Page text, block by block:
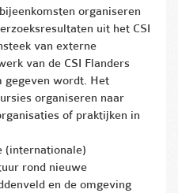
organiseren
uit het CSI
van externe
van de CSI Flanders
gegeven wordt. Het
organiseren naar
of praktijken in
(internationale)
rond nieuwe
en de omgeving